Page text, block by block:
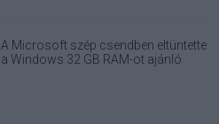
A Microsoft szép csendben eltüntette
a Windows 32 GB RAM-ot ajánló